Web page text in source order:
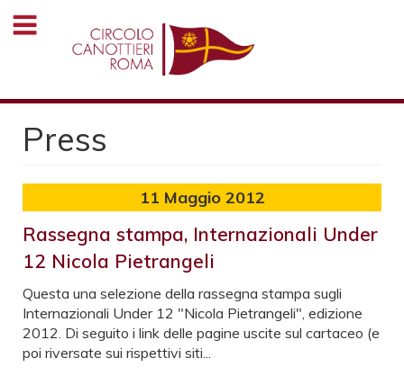
Salta
Press
11 Maggio 2012
Rassegna stampa, Internazionali Under
12 Nicola Pietrangeli
Questa una selezione della rassegna stampa sugli
Internazionali Under 12 "Nicola Pietrangeli", edizione
2012. Di seguito i link delle pagine uscite sul cartaceo (e
poi riversate sui rispettivi siti...